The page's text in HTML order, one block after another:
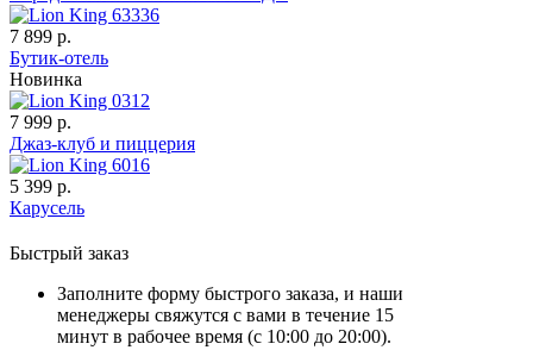
7 899 р.
Бутик-отель
Новинка
7 999 р.
Джаз-клуб и пиццерия
5 399 р.
Карусель
Быстрый заказ
Заполните форму быстрого заказа, и наши
менеджеры свяжутся с вами в течение 15
минут в рабочее время (с 10:00 до 20:00).